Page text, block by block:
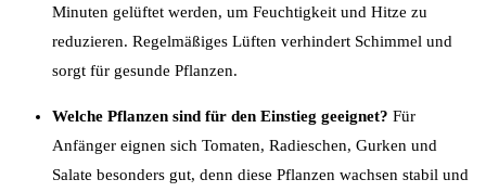
Minuten gelüftet werden, um Feuchtigkeit und Hitze zu
reduzieren. Regelmäßiges Lüften verhindert Schimmel und
sorgt für gesunde Pflanzen.
Welche Pflanzen sind für den Einstieg geeignet? Für
Anfänger eignen sich Tomaten, Radieschen, Gurken und
Salate besonders gut, denn diese Pflanzen wachsen stabil und